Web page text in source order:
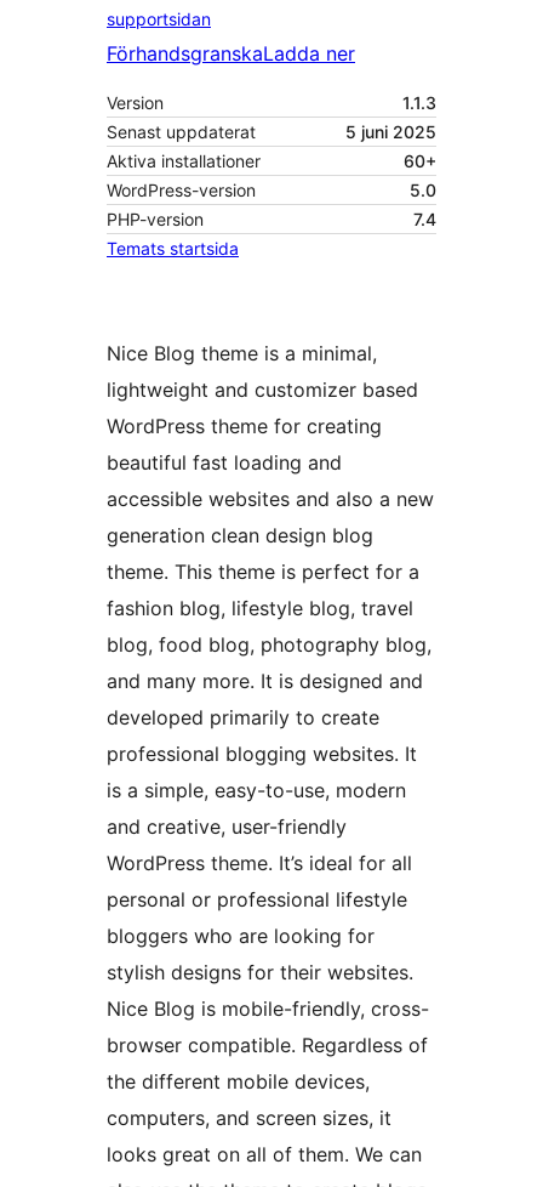
supportsidan
FörhandsgranskaLadda ner
Version
1.1.3
Senast uppdaterat
5 juni 2025
Aktiva installationer
60+
WordPress-version
5.0
PHP-version
7.4
Temats startsida
Nice Blog theme is a minimal,
lightweight and customizer based
WordPress theme for creating
beautiful fast loading and
accessible websites and also a new
generation clean design blog
theme. This theme is perfect for a
fashion blog, lifestyle blog, travel
blog, food blog, photography blog,
and many more. It is designed and
developed primarily to create
professional blogging websites. It
is a simple, easy-to-use, modern
and creative, user-friendly
WordPress theme. It’s ideal for all
personal or professional lifestyle
bloggers who are looking for
stylish designs for their websites.
Nice Blog is mobile-friendly, cross-
browser compatible. Regardless of
the different mobile devices,
computers, and screen sizes, it
looks great on all of them. We can